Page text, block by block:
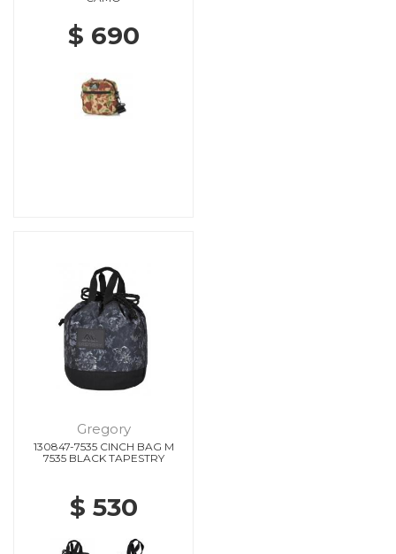
$ 690
Gregory
130847-7535 CINCH BAG M
7535 BLACK TAPESTRY
$ 530